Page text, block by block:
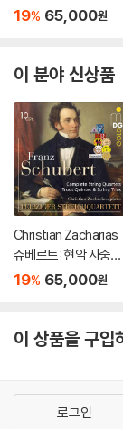
전곡 외 (Schubert: C
& String Trios)
19% 65,000원
이 분야 신상품
Christian Zacharias
슈베르트: 현악 사중주
전곡 외 (Schubert: C
& String Trios)
19% 65,000원
이 상품을 구입
로그인